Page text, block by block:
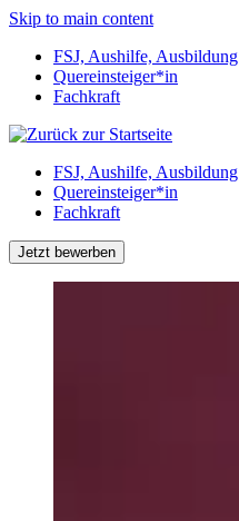
Skip to main content
FSJ, Aushilfe, Ausbildung
Quereinsteiger*in
Fachkraft
FSJ, Aushilfe, Ausbildung
Quereinsteiger*in
Fachkraft
Jetzt bewerben